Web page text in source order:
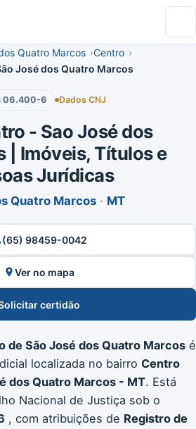
Quatro Marcos
Centro
José dos Quatro Marcos
06.400-6 Dados CNJ
- Sao José dos
| Imóveis, Títulos e
Jurídicas
Quatro Marcos · MT
(65) 98459-0042
Ver no mapa
certidão
de São José dos Quatro Marcos é
localizada no bairro Centro
dos Quatro Marcos - MT. Está
Nacional de Justiça sob o
, com atribuições de Registro de